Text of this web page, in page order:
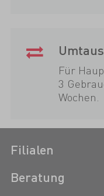
Für
3
Wochen.
Filialen
Beratung